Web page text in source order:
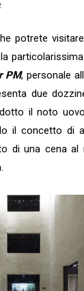
potrete
particolarissima
PM, personale
due
il noto
il concetto di
di una cena